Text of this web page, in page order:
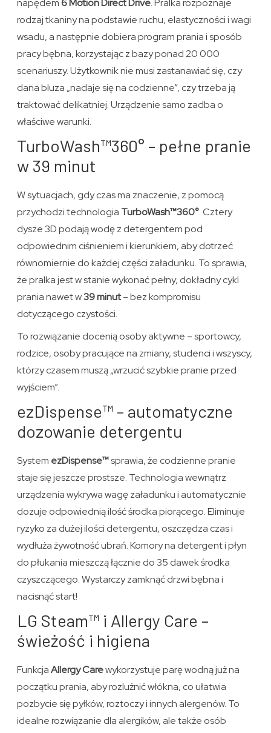
napędem6 Motion Direct Drive. Pralka rozpoznaje
rodzaj tkaniny na podstawie ruchu, elastyczności i wagi
wsadu, a następnie dobiera program prania i sposób
pracy bębna, korzystając z bazy ponad 20 000
scenariuszy. Użytkownik nie musi zastanawiać się, czy
dana bluza „nadaje się na codzienne”, czy trzeba ją
traktować delikatniej. Urządzenie samo zadba o
właściwe warunki.
TurboWash™360° – pełne pranie
w 39 minut
W sytuacjach, gdy czas ma znaczenie, z pomocą
przychodzi technologia TurboWash™360°. Cztery
dysze 3D podają wodę z detergentem pod
odpowiednim ciśnieniem i kierunkiem, aby dotrzeć
równomiernie do każdej części załadunku. To sprawia,
że pralka jest w stanie wykonać pełny, dokładny cykl
prania nawet w39 minut– bez kompromisu
dotyczącego czystości.
To rozwiązanie docenią osoby aktywne – sportowcy,
rodzice, osoby pracujące na zmiany, studenci i wszyscy,
którzy czasem muszą „wrzucić szybkie pranie przed
wyjściem”.
ezDispense™ – automatyczne
dozowanie detergentu
System ezDispense™sprawia, że codzienne pranie
staje się jeszcze prostsze. Technologia wewnątrz
urządzenia wykrywa wagę załadunku i automatycznie
dozuje odpowiednią ilość środka piorącego. Eliminuje
ryzyko za dużej ilości detergentu, oszczędza czas i
wydłuża żywotność ubrań. Komory na detergent i płyn
do płukania mieszczą łącznie do 35 dawek środka
czyszczącego. Wystarczy zamknąć drzwi bębna i
nacisnąć start!
LG Steam™ i Allergy Care –
świeżość i higiena
FunkcjaAllergy Carewykorzystuje parę wodną już na
początku prania, aby rozluźnić włókna, co ułatwia
pozbycie się pyłków, roztoczy i innych alergenów. To
idealne rozwiązanie dla alergików, ale także osób